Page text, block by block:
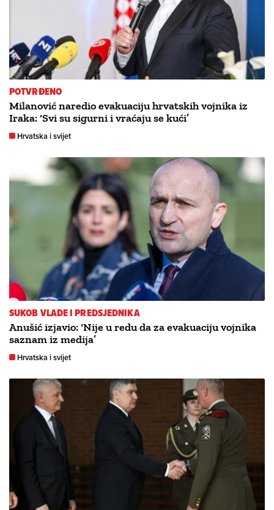
POTVRĐENO
Milanović naredio evakuaciju hrvatskih vojnika iz
Iraka: ‘Svi su sigurni i vraćaju se kući’
Hrvatska i svijet
SUKOB VLADE I PREDSJEDNIKA
Anušić izjavio: ‘Nije u redu da za evakuaciju vojnika
saznam iz medija’
Hrvatska i svijet